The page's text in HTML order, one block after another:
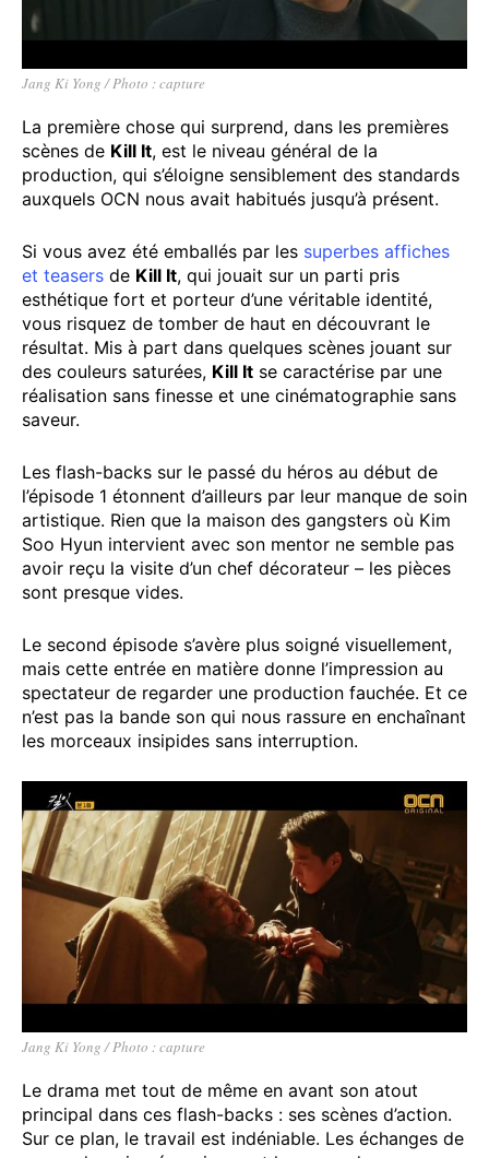
Jang Ki Yong / Photo : capture
La première chose qui surprend, dans les premières
scènes de Kill It, est le niveau général de la
production, qui s’éloigne sensiblement des standards
auxquels OCN nous avait habitués jusqu’à présent.
Si vous avez été emballés par les superbes affiches
et teasers de Kill It, qui jouait sur un parti pris
esthétique fort et porteur d’une véritable identité,
vous risquez de tomber de haut en découvrant le
résultat. Mis à part dans quelques scènes jouant sur
des couleurs saturées, Kill It se caractérise par une
réalisation sans finesse et une cinématographie sans
saveur.
Les flash-backs sur le passé du héros au début de
l’épisode 1 étonnent d’ailleurs par leur manque de soin
artistique. Rien que la maison des gangsters où Kim
Soo Hyun intervient avec son mentor ne semble pas
avoir reçu la visite d’un chef décorateur – les pièces
sont presque vides.
Le second épisode s’avère plus soigné visuellement,
mais cette entrée en matière donne l’impression au
spectateur de regarder une production fauchée. Et ce
n’est pas la bande son qui nous rassure en enchaînant
les morceaux insipides sans interruption.
Jang Ki Yong / Photo : capture
Le drama met tout de même en avant son atout
principal dans ces flash-backs : ses scènes d’action.
Sur ce plan, le travail est indéniable. Les échanges de